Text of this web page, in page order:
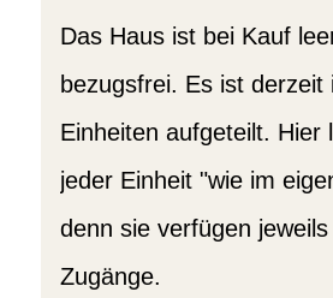
Das Haus ist bei Kauf
bezugsfrei. Es ist derzeit
Einheiten aufgeteilt. Hier
jeder Einheit "wie im
denn sie verfügen
Zugänge.